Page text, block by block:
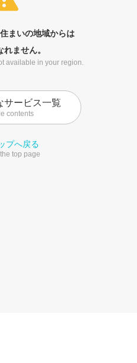
まいの地域からは
ません。
available in your region.
サービス一覧
contents
プへ戻る
top page